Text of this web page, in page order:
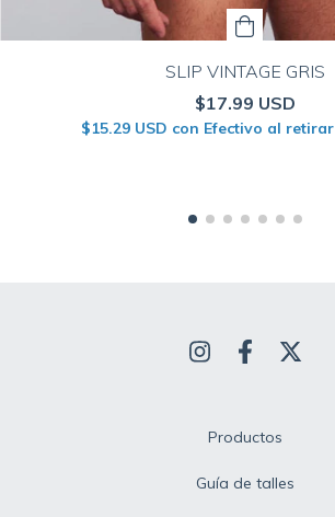
SLIP VINTAGE GRIS
$17.99 USD
$15.29 USD con Efectivo al
Productos
Guía de talles